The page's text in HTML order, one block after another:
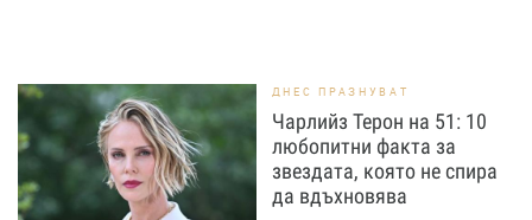
ДНЕС ПРАЗНУВАТ
Чарлийз Терон на 51: 10
любопитни факта за
звездата, която не спира
да вдъхновява